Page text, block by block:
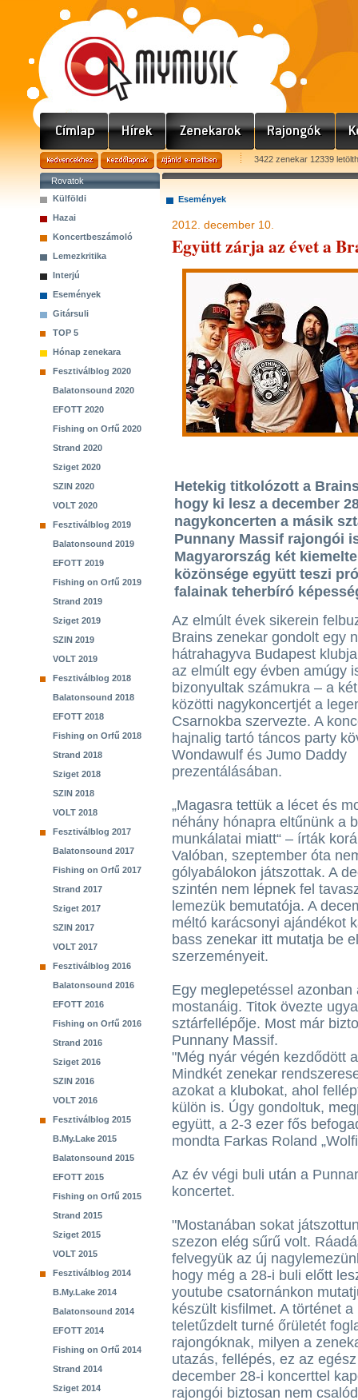
3422 zenekar 12339
Rovatok
Külföldi
Hazai
Koncertbeszámoló
Lemezkritika
Interjú
Események
Gitársuli
TOP 5
Hónap zenekara
Fesztiválblog 2020
Balatonsound 2020
EFOTT 2020
Fishing on Orfű 2020
Strand 2020
Sziget 2020
SZIN 2020
VOLT 2020
Fesztiválblog 2019
Balatonsound 2019
EFOTT 2019
Fishing on Orfű 2019
Strand 2019
Sziget 2019
SZIN 2019
VOLT 2019
Fesztiválblog 2018
Balatonsound 2018
EFOTT 2018
Fishing on Orfű 2018
Strand 2018
Sziget 2018
SZIN 2018
VOLT 2018
Fesztiválblog 2017
Balatonsound 2017
Fishing on Orfű 2017
Strand 2017
Sziget 2017
SZIN 2017
VOLT 2017
Fesztiválblog 2016
Balatonsound 2016
EFOTT 2016
Fishing on Orfű 2016
Strand 2016
Sziget 2016
SZIN 2016
VOLT 2016
Fesztiválblog 2015
B.My.Lake 2015
Balatonsound 2015
EFOTT 2015
Fishing on Orfű 2015
Strand 2015
Sziget 2015
VOLT 2015
Fesztiválblog 2014
B.My.Lake 2014
Balatonsound 2014
EFOTT 2014
Fishing on Orfű 2014
Strand 2014
Sziget 2014
Események
2012. december 10.
Együtt zárja az évet a
Hetekig titkolózott a
hogy ki lesz a december
nagykoncerten a másik
Punnany Massif rajongói
Magyarország két
közönsége együtt teszi
falainak teherbíró
Az elmúlt évek sikerein
Brains zenekar gondolt egy
hátrahagyva Budapest
az elmúlt egy évben amúgy
bizonyultak számukra – a
közötti nagykoncertjét a
Csarnokba szervezte. A
hajnalig tartó táncos party
Wondawulf és Jumo Daddy
prezentálásában.
„Magasra tettük a lécet és
néhány hónapra eltűnünk a
munkálatai miatt“ – írták
Valóban, szeptember óta
gólyabálokon játszottak. A
szintén nem lépnek fel
lemezük bemutatója. A
méltó karácsonyi ajándékot
bass zenekar itt mutatja be
szerzeményeit.
Egy meglepetéssel
mostanáig. Titok övezte
sztárfellépője. Most már
Punnany Massif.
"Még nyár végén kezdődött
Mindkét zenekar
azokat a klubokat, ahol
külön is. Úgy gondoltuk,
együtt, a 2-3 ezer fős
mondta Farkas Roland
Az év végi buli után a
koncertet.
"Mostanában sokat
szezon elég sűrű volt.
felvegyük az új
hogy még a 28-i buli előtt
youtube csatornánkon
készült kisfilmet. A történet
teletűzdelt turné őrületét
rajongóknak, milyen a
utazás, fellépés, ez az
december 28-i koncerttel
rajongói biztosan nem